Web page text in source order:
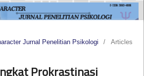
Jurnal Penelitian Psikologi
/ Articles
Prokrastinasi